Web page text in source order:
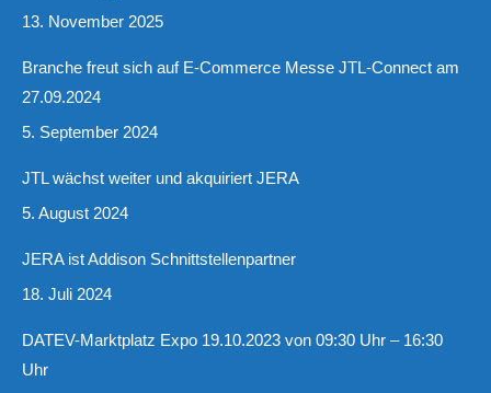
13. November 2025
Branche freut sich auf E-Commerce Messe JTL-Connect am
27.09.2024
5. September 2024
JTL wächst weiter und akquiriert JERA
5. August 2024
JERA ist Addison Schnittstellenpartner
18. Juli 2024
DATEV-Marktplatz Expo 19.10.2023 von 09:30 Uhr – 16:30
Uhr